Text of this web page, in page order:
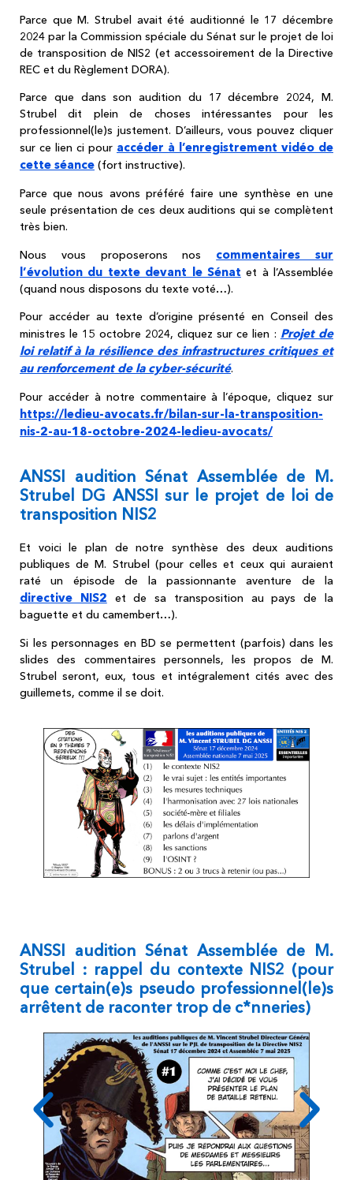
Parce que M. Strubel avait été auditionné le 17 décembre
2024 par la Commission spéciale du Sénat sur le projet de loi
de transposition de NIS2 (et accessoirement de la Directive
REC et du Règlement DORA).
Parce que dans son audition du 17 décembre 2024, M.
Strubel dit plein de choses intéressantes pour les
professionnel(le)s justement. D’ailleurs, vous pouvez cliquer
sur ce lien ci pour accéder à l’enregistrement vidéo de
cette séance (fort instructive).
Parce que nous avons préféré faire une synthèse en une
seule présentation de ces deux auditions qui se complètent
très bien.
Nous vous proposerons nos commentaires sur
l’évolution du texte devant le Sénat et à l’Assemblée
(quand nous disposons du texte voté…).
Pour accéder au texte d’origine présenté en Conseil des
ministres le 15 octobre 2024, cliquez sur ce lien : Projet de
loi relatif à la résilience des infrastructures critiques et
au renforcement de la cyber-sécurité.
Pour accéder à notre commentaire à l’époque, cliquez sur
https://ledieu-avocats.fr/bilan-sur-la-transposition-
nis-2-au-18-octobre-2024-ledieu-avocats/
ANSSI audition Sénat Assemblée de M.
Strubel DG ANSSI sur le projet de loi de
transposition NIS2
Et voici le plan de notre synthèse des deux auditions
publiques de M. Strubel (pour celles et ceux qui auraient
raté un épisode de la passionnante aventure de la
directive NIS2 et de sa transposition au pays de la
baguette et du camembert…).
Si les personnages en BD se permettent (parfois) dans les
slides des commentaires personnels, les propos de M.
Strubel seront, eux, tous et intégralement cités avec des
guillemets, comme il se doit.
ANSSI audition Sénat Assemblée de M.
Strubel : rappel du contexte NIS2 (pour
que certain(e)s pseudo professionnel(le)s
arrêtent de raconter trop de c*nneries)